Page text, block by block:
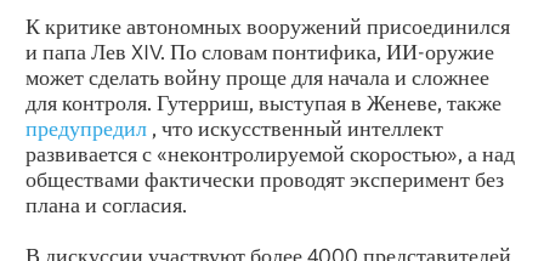
К критике автономных вооружений присоединился
и папа Лев XIV. По словам понтифика, ИИ-оружие
может сделать войну проще для начала и сложнее
для контроля. Гутерриш, выступая в Женеве, также
предупредил , что искусственный интеллект
развивается с «неконтролируемой скоростью», а над
обществами фактически проводят эксперимент без
плана и согласия.